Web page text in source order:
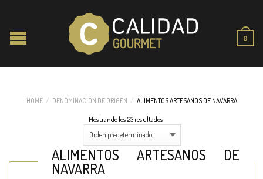
0
HOME / DENOMINACIÓN DE ORIGEN / ALIMENTOS ARTESANOS DE NAVARRA
Mostrando los 23 resultados
ALIMENTOS ARTESANOS DE
NAVARRA